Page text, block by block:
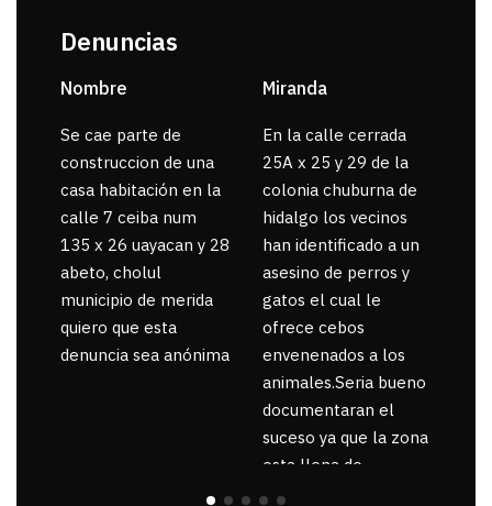
Denuncias
Nombre
Se cae parte de
construccion de una
casa habitación en la
calle 7 ceiba num
135 x 26 uayacan y 28
abeto, cholul
municipio de merida
quiero que esta
denuncia sea anónima
Miranda
En la calle cerrada
25A x 25 y 29 de la
colonia chuburna de
hidalgo los vecinos
han identificado a un
asesino de perros y
gatos el cual le
ofrece cebos
envenenados a los
animales.Seria bueno
documentaran el
suceso ya que la zona
esta llena de
pancartas de